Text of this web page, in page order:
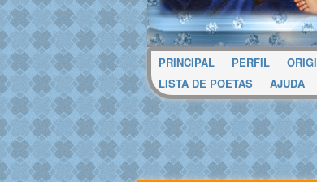
PRINCIPAL PERFIL
LISTA DE POETAS
AJUDA